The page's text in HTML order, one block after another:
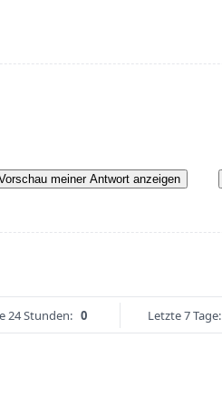
meiner Antwort anzeigen
24 Stunden: 0 Letzte 7 Tage: